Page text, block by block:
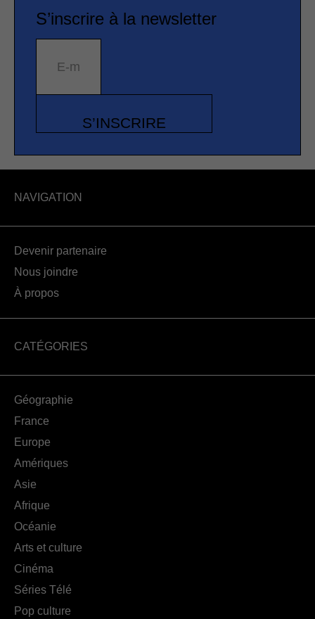
S’inscrire à la newsletter
E-mail
S’INSCRIRE
NAVIGATION
Devenir partenaire
Nous joindre
À propos
CATÉGORIES
Géographie
France
Europe
Amériques
Asie
Afrique
Océanie
Arts et culture
Cinéma
Séries Télé
Pop culture